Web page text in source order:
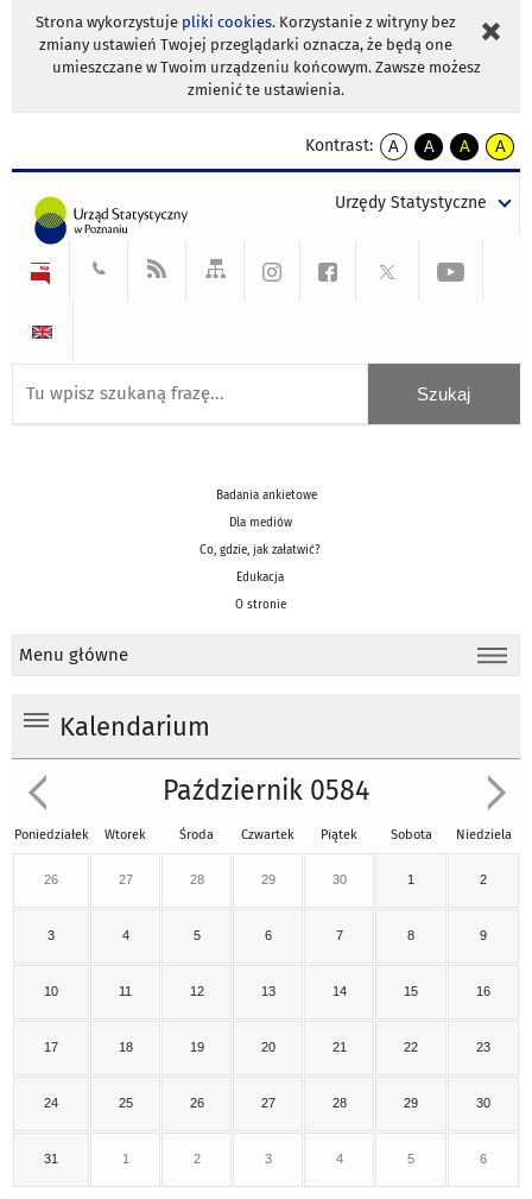
Strona wykorzystuje pliki cookies. Korzystanie z witryny bez
zmiany ustawień Twojej przeglądarki oznacza, że będą one
umieszczane w Twoim urządzeniu końcowym. Zawsze możesz
zmienić te ustawienia.
Kontrast:
A
kontrast
A
kontrast
tekst
czarnym
A
kontrast
tekst
czarnym
A
tekst
żółtym
Urzędy Statystyczne
Badania ankietowe
Dla mediów
Co, gdzie, jak załatwić?
Edukacja
O stronie
Menu główne
Kalendarium
Październik 0584
Poniedziałek Wtorek Środa Czwartek Piątek Sobota Niedziela
26 27 28 29 30 1 2
3 4 5 6 7 8 9
10 11 12 13 14 15 16
17 18 19 20 21 22 23
24 25 26 27 28 29 30
31 1 2 3 4 5 6